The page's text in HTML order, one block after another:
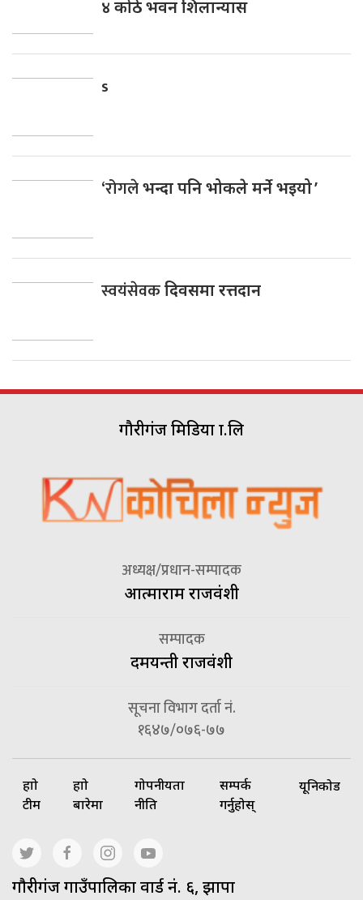
४ कोठे भवन शिलान्यास
s
‘रोगलेभन्दा पनि भोकले मर्ने भइयो ’
स्वयंसेवकदिवसमा रत्तदान
गौरीगंज मिडिया प्रा.लि
अध्यक्ष/प्रधान-सम्पादक
आत्माराम राजवंशी
सम्पादक
दमयन्ती राजवंशी
सूचना विभाग दर्ता नं.
१६४७/०७६-७७
हाम्रो
टीम
हाम्रो
बारेमा
गोपनीयता
नीति
सम्पर्क
गर्नुहोस्
यूनिकोड
गाैरीगंज गाउँपालिका वार्ड नं. ६, झापा